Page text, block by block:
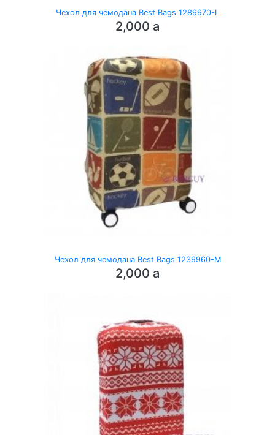
Чехол для чемодана Best Bags 1289970-L
2,000 a
Чехол для чемодана Best Bags 1239960-M
2,000 a